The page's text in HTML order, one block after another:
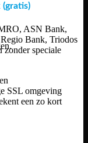
ASN Bank,
Bank, Triodos
speciale
SSL omgeving
een zo kort